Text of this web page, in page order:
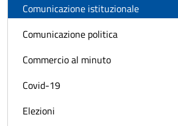
Comunicazione istituzionale
Comunicazione politica
Commercio al minuto
Covid-19
Elezioni